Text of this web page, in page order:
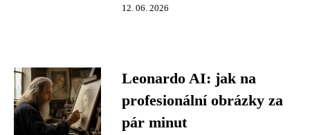
12. 06. 2026
Leonardo AI: jak na
profesionální obrázky za
pár minut